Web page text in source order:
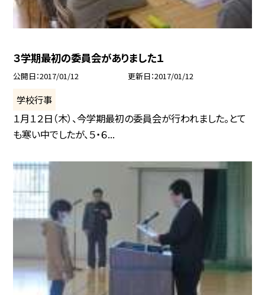
３学期最初の委員会がありました１
公開日 2017/01/12 更新日 2017/01/12
学校行事
１月１２日（木）、今学期最初の委員会が行われました。とて
も寒い中でしたが、５・６...